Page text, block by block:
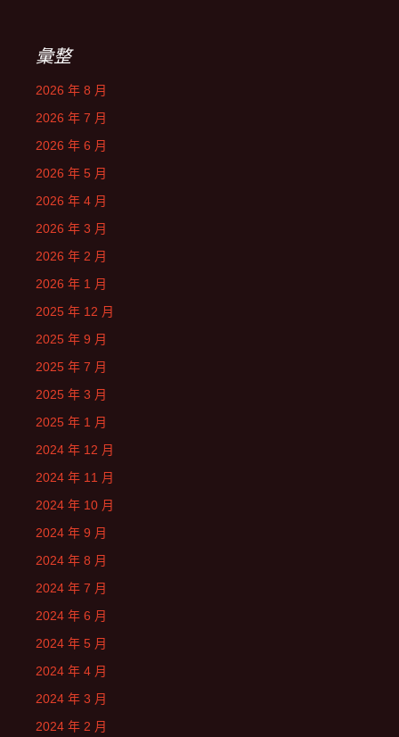
彙整
2026 年 8 月
2026 年 7 月
2026 年 6 月
2026 年 5 月
2026 年 4 月
2026 年 3 月
2026 年 2 月
2026 年 1 月
2025 年 12 月
2025 年 9 月
2025 年 7 月
2025 年 3 月
2025 年 1 月
2024 年 12 月
2024 年 11 月
2024 年 10 月
2024 年 9 月
2024 年 8 月
2024 年 7 月
2024 年 6 月
2024 年 5 月
2024 年 4 月
2024 年 3 月
2024 年 2 月